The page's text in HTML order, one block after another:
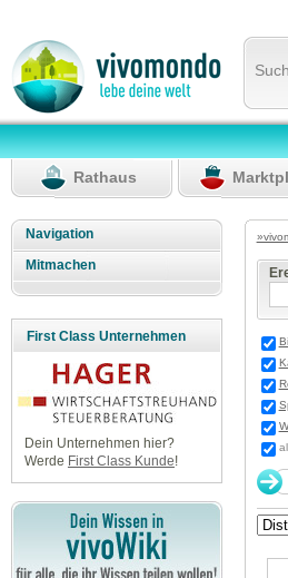
Rathaus
Navigation
Mitmachen
First Class Unternehmen
Dein Unternehmen hier?
Werde First Class Kunde!